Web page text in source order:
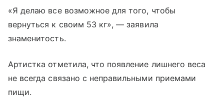
«Я делаю все возможное для того, чтобы
вернуться к своим 53 кг», — заявила
знаменитость.
Артистка отметила, что появление лишнего веса
не всегда связано с неправильными приемами
пищи.